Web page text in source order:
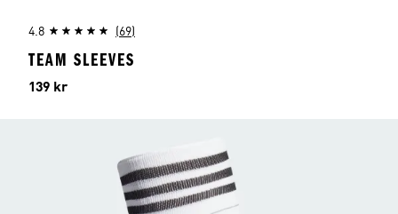
4.8 (69)
TEAM SLEEVES
Pris
139 kr